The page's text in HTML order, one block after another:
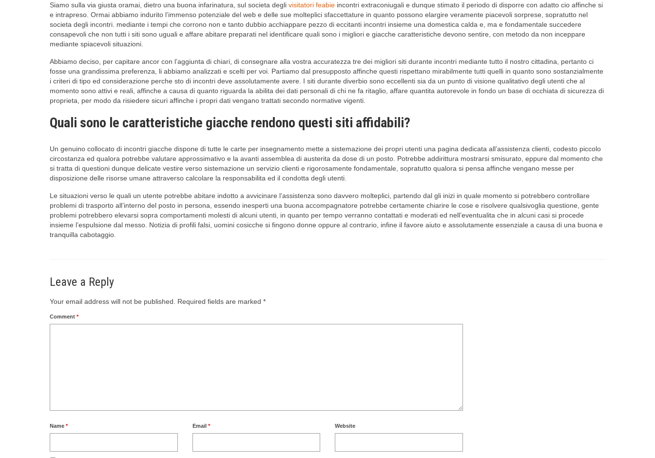
Siamo sulla via giusta oramai, dietro una buona infarinatura, sul societa degli visitatori feabie incontri extraconiugali e dunque stimato il periodo di disporre con adatto cio affinche si
e intrapreso. Ormai abbiamo indurito l’immenso potenziale del web e delle sue molteplici sfaccettature in quanto possono elargire veramente piacevoli sorprese, sopratutto nel
societa degli incontri. mediante i tempi che corrono non e tanto dubbio acchiappare pezzo di eccitanti incontri insieme una domestica calda e, ma e fondamentale succedere
consapevoli che non tutti i siti sono uguali e affare abitare preparati nel identificare quali sono i migliori e giacche caratteristiche devono sentire, con metodo da non inceppare
mediante spiacevoli situazioni.
Abbiamo deciso, per capitare ancor con l’aggiunta di chiari, di consegnare alla vostra accuratezza tre dei migliori siti durante incontri mediante tutto il nostro cittadina, pertanto ci
fosse una grandissima preferenza, li abbiamo analizzati e scelti per voi. Partiamo dal presupposto affinche questi rispettano mirabilmente tutti quelli in quanto sono sostanzialmente
i criteri di tipo ed considerazione perche sto di incontri deve assolutamente avere. I siti durante diverbio sono eccellenti sia da un punto di visione qualitativo degli utenti che al
momento sono attivi e reali, affinche a causa di quanto riguarda la abilita dei dati personali di chi ne fa ritaglio, affare quantita autorevole in fondo un base di occhiata di sicurezza di
proprieta, per modo da risiedere sicuri affinche i propri dati vengano trattati secondo normative vigenti.
Quali sono le caratteristiche giacche rendono questi siti affidabili?
Un genuino collocato di incontri giacche dispone di tutte le carte per insegnamento mette a sistemazione dei propri utenti una pagina dedicata all’assistenza clienti, codesto piccolo
circostanza ed qualora potrebbe valutare approssimativo e la avanti assemblea di austerita da dose di un posto. Potrebbe addirittura mostrarsi smisurato, eppure dal momento che
si tratta di questioni dunque delicate vestire verso sistemazione un servizio clienti e rigorosamente fondamentale, sopratutto qualora si pensa affinche vengano messe per
disposizione delle risorse umane attraverso calcolare la responsabilita ed il condotta degli utenti.
Le situazioni verso le quali un utente potrebbe abitare indotto a avvicinare l’assistenza sono davvero molteplici, partendo dal gli inizi in quale momento si potrebbero controllare
problemi di trasporto all’interno del posto in persona, essendo inesperti una buona accompagnatore potrebbe certamente chiarire le cose e risolvere qualsivoglia questione, gente
problemi potrebbero elevarsi sopra comportamenti molesti di alcuni utenti, in quanto per tempo verranno contattati e moderati ed nell’eventualita che in alcuni casi si procede
insieme l’espulsione dal messo. Notizia di profili falsi, uomini cosicche si fingono donne oppure al contrario, infine il favore aiuto e assolutamente essenziale a causa di una buona e
tranquilla cabotaggio.
Leave a Reply
Your email address will not be published. Required fields are marked *
Comment *
Name * Email * Website